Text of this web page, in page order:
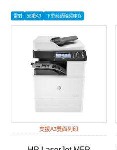
雷射 支援A3 下單前請確認庫存
支援A3雙面列印